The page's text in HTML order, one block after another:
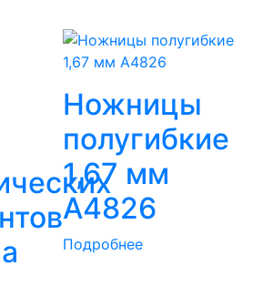
Ножницы
полугибкие
1,67 мм
A4826
Подробнее